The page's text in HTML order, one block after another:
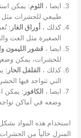
ايضا ، الثوم: يمكن
طبيعي للحشرات مثل
كذلك ، أوراق الغار :
الصغيرة مثل العث
ايضا ،قشور الليمون
للحشرات، يمكن
كذلك ، الفلفل الحار :
التي تتواجد فيها
ايضا ، الكافور : يمكن
وضعه في أماكن
استخدام هذه المواد
المنزل خالياً من